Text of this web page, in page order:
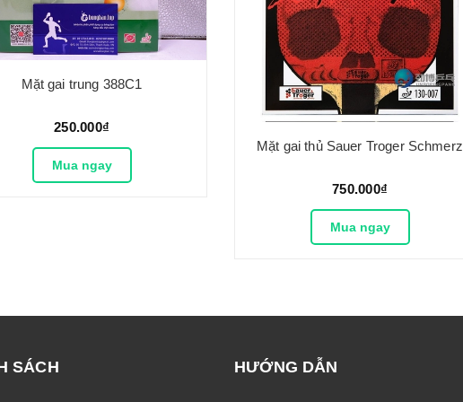
Mặt gai trung 388C1
250.000₫
Mua ngay
Mặt gai thủ Sauer Troger Schmerz
750.000₫
Mua ngay
SÁCH HƯỚNG DẪN